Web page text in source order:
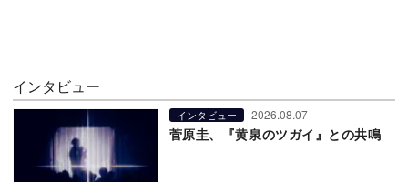
インタビュー
インタビュー 2026.08.07
菅原圭、『黄泉のツガイ』との共鳴